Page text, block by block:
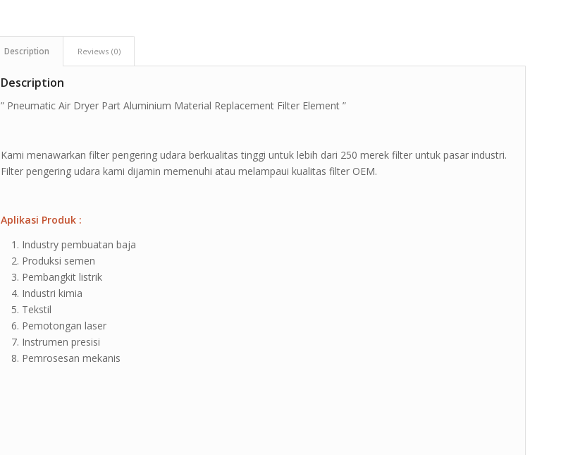
Description Reviews (0)
Description
” Pneumatic Air Dryer Part Aluminium Material Replacement Filter Element ”
Kami menawarkan filter pengering udara berkualitas tinggi untuk lebih dari 250 merek filter untuk pasar industri.
Filter pengering udara kami dijamin memenuhi atau melampaui kualitas filter OEM.
Aplikasi Produk :
Industry pembuatan baja
Produksi semen
Pembangkit listrik
Industri kimia
Tekstil
Pemotongan laser
Instrumen presisi
Pemrosesan mekanis